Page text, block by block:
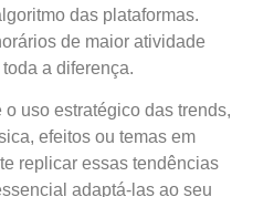
das plataformas.
de maior atividade
a diferença.
uso estratégico das trends,
efeitos ou temas em
replicar essas tendências
adaptá-las ao seu